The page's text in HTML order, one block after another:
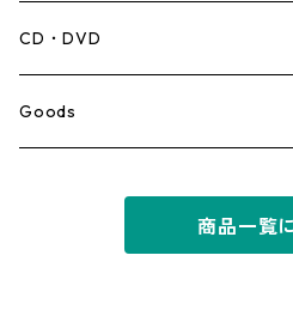
Mento,Calypso,Ballad
Ska
CD・DVD
Goods
商品一覧